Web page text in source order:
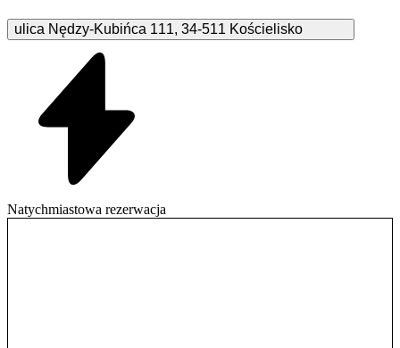
ulica Nędzy-Kubińca 111, 34-511 Kościelisko
Natychmiastowa rezerwacja